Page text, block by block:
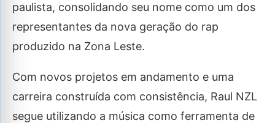
paulista, consolidando seu nome como um dos
representantes da nova geração do rap
produzido na Zona Leste.
Com novos projetos em andamento e uma
carreira construída com consistência, Raul NZL
segue utilizando a música como ferramenta de